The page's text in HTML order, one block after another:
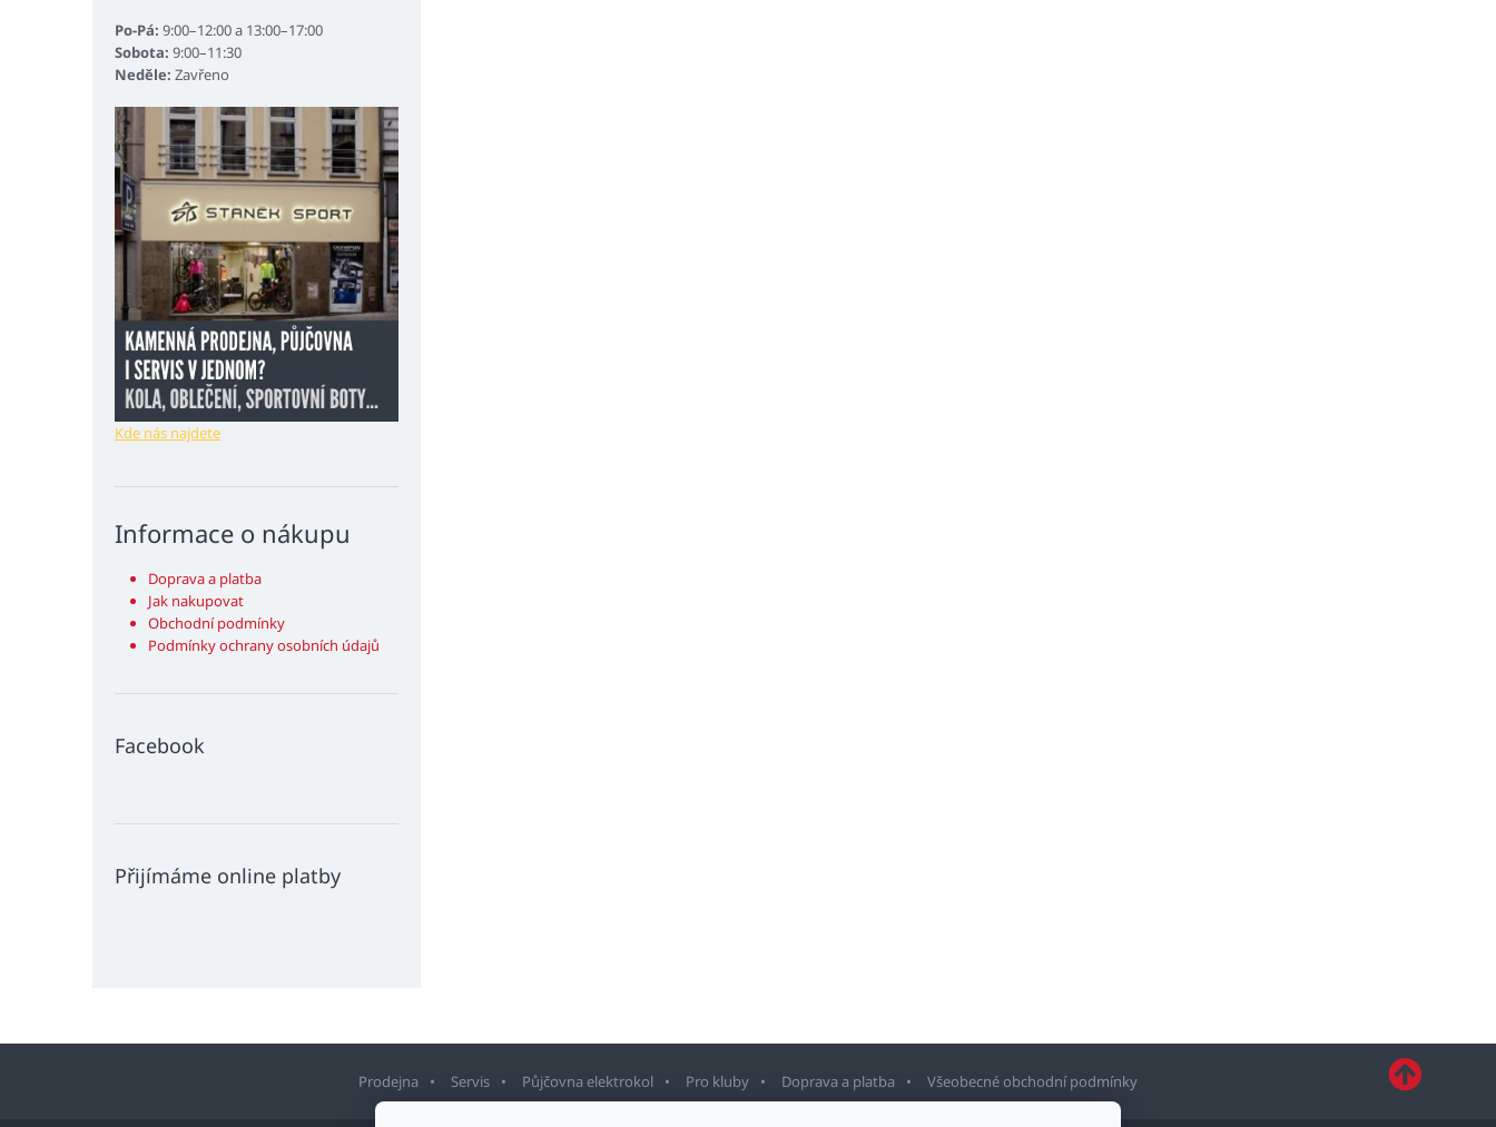
Po-Pá: 9:00–12:00 a 13:00–17:00
Sobota: 9:00–11:30
Neděle: Zavřeno
Kde nás najdete
Informace o nákupu
Doprava a platba
Jak nakupovat
Obchodní podmínky
Podmínky ochrany osobních údajů
Facebook
Přijímáme online platby
Prodejna Servis Půjčovna elektrokol Pro kluby Doprava a platba Všeobecné obchodní podmínky